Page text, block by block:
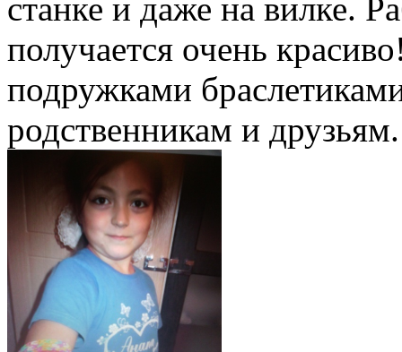
станке и даже на вилке.
получается очень
подружками
родственникам и друзьям.